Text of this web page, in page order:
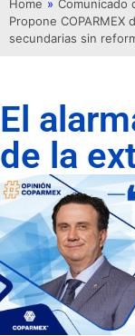
Home » Comunicado
Propone
secundarias sin
El
de la